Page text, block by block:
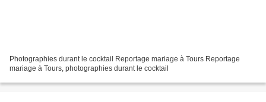
Photographies durant le cocktail Reportage mariage à Tours Reportage
mariage à Tours, photographies durant le cocktail